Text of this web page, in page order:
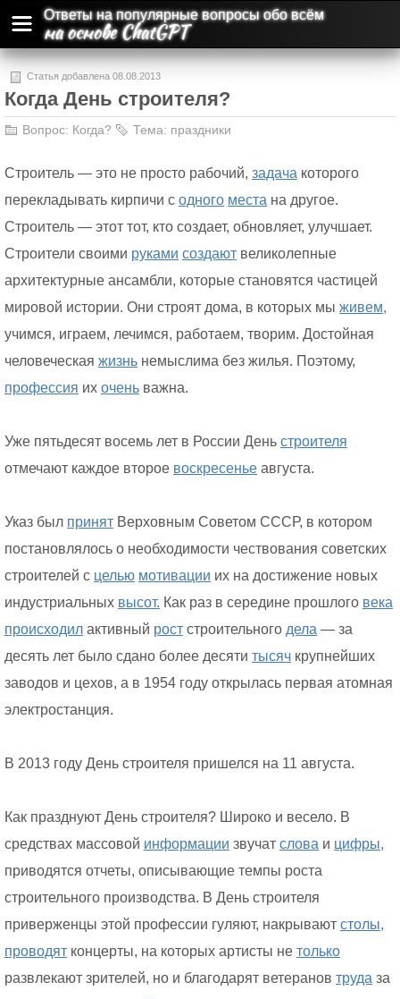
Ответы на популярные вопросы обо всём
на основе ChatGPT
Статья добавлена 08.08.2013
Когда День строителя?
Вопрос: Когда? Тема: праздники
Строитель — это не просто рабочий, задача которого
перекладывать кирпичи с одного места на другое.
Строитель — этот тот, кто создает, обновляет, улучшает.
Строители своими руками создают великолепные
архитектурные ансамбли, которые становятся частицей
мировой истории. Они строят дома, в которых мы живем,
учимся, играем, лечимся, работаем, творим. Достойная
человеческая жизнь немыслима без жилья. Поэтому,
профессия их очень важна.
Уже пятьдесят восемь лет в России День строителя
отмечают каждое второе воскресенье августа.
Указ был принят Верховным Советом СССР, в котором
постановлялось о необходимости чествования советских
строителей с целью мотивации их на достижение новых
индустриальных высот. Как раз в середине прошлого века
происходил активный рост строительного дела — за
десять лет было сдано более десяти тысяч крупнейших
заводов и цехов, а в 1954 году открылась первая атомная
электростанция.
В 2013 году День строителя пришелся на 11 августа.
Как празднуют День строителя? Широко и весело. В
средствах массовой информации звучат слова и цифры,
приводятся отчеты, описывающие темпы роста
строительного производства. В День строителя
приверженцы этой профессии гуляют, накрывают столы,
проводят концерты, на которых артисты не только
развлекают зрителей, но и благодарят ветеранов труда за